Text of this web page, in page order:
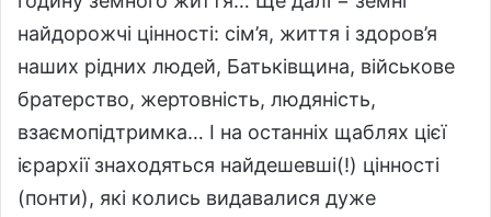
найдорожчі цінності: сім’я, життя і здоров’я
наших рідних людей, Батьківщина, військове
братерство, жертовність, людяність,
взаємопідтримка… І на останніх щаблях цієї
ієрархії знаходяться найдешевші(!) цінності
(понти), які колись видавалися дуже